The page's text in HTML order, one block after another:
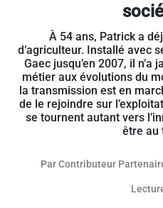
À 54 ans, Patrick a
d’agriculteur. Installé avec
Gaec jusqu’en 2007, il n’a
métier aux évolutions du
la transmission est en
de le rejoindre sur
se tournent autant vers
être au
ParContributeur